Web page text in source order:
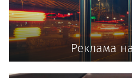
Реклама